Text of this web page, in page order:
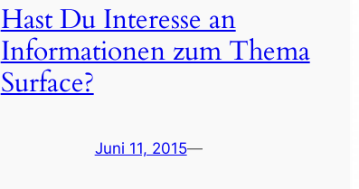
Hast Du Interesse an
Informationen zum Thema
Surface?
Juni 11, 2015—